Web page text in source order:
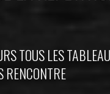
TOUS LES
RENCONTRE